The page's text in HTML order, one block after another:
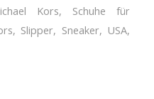
Kors, Schuhe für
, Slipper, Sneaker, USA,